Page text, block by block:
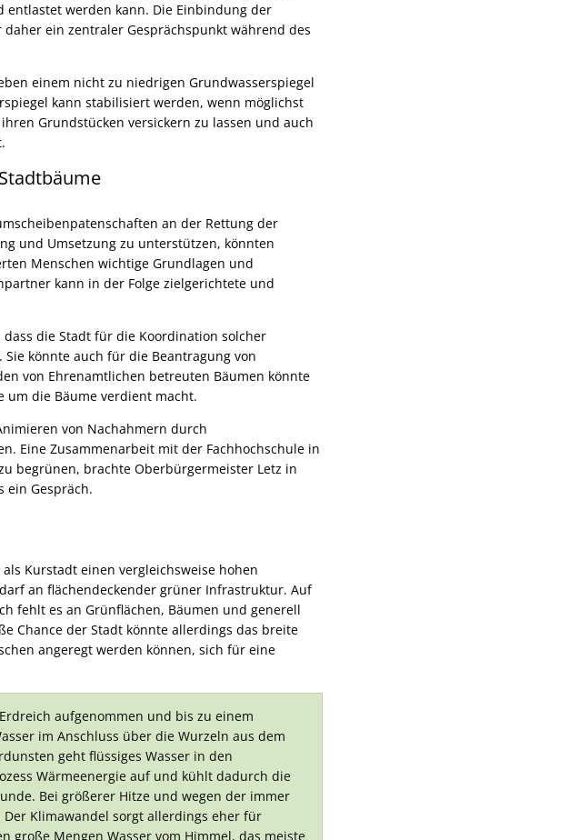
werden kann. Die Einbindung der
ein zentraler Gesprächspunkt während des
einem nicht zu niedrigen Grundwasserspiegel
kann stabilisiert werden, wenn möglichst
Grundstücken versickern zu lassen und auch
an der Rettung der
und Umsetzung zu unterstützen, könnten
Menschen wichtige Grundlagen und
kann in der Folge zielgerichtete und
die Stadt für die Koordination solcher
könnte auch für die Beantragung von
von Ehrenamtlichen betreuten Bäumen könnte
um die Bäume verdient macht.
von Nachahmern durch
Eine Zusammenarbeit mit der Fachhochschule in
begrünen, brachte Oberbürgermeister Letz in
ein Gespräch.
Kurstadt einen vergleichsweise hohen
an flächendeckender grüner Infrastruktur. Auf
fehlt es an Grünflächen, Bäumen und generell
Chance der Stadt könnte allerdings das breite
angeregt werden können, sich für eine
aufgenommen und bis zu einem
im Anschluss über die Wurzeln aus dem
geht flüssiges Wasser in den
Wärmeenergie auf und kühlt dadurch die
Bei größerer Hitze und wegen der immer
Klimawandel sorgt allerdings eher für
große Mengen Wasser vom Himmel, das meiste